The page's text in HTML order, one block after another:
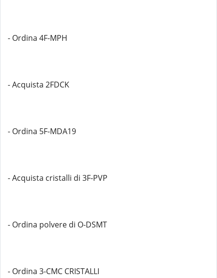
- Ordina 4F-MPH
- Acquista 2FDCK
- Ordina 5F-MDA19
- Acquista cristalli di 3F-PVP
- Ordina polvere di O-DSMT
- Ordina 3-CMC CRISTALLI